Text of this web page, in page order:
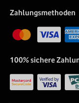
Zahlungsmethoden
100% sichere